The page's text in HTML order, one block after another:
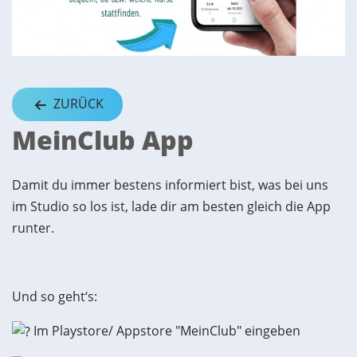
ZURÜCK
MeinClub App
Damit du immer bestens informiert bist, was bei uns
im Studio so los ist, lade dir am besten gleich die App
runter.
Und so geht‘s:
Im Playstore/ Appstore "MeinClub" eingeben